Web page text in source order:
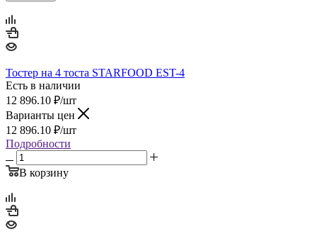
Тостер на 4 тоста STARFOOD EST-4
Есть в наличии
12 896.10 ₽/шт
Варианты цен
12 896.10 ₽/шт
Подробности
В корзину